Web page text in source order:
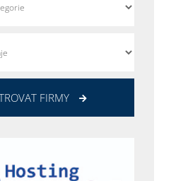
FIRMY